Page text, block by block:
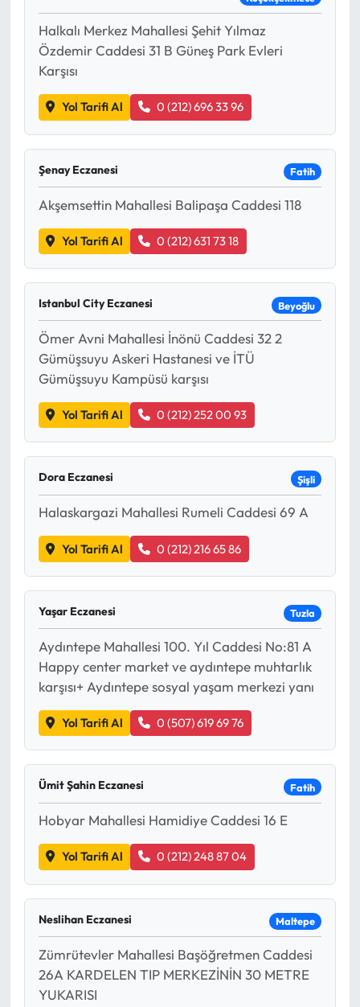
Halkalı Merkez Mahallesi Şehit Yılmaz
Özdemir Caddesi 31 B Güneş Park Evleri
Karşısı
Yol Tarifi Al 0 (212) 696 33 96
Şenay Eczanesi Fatih
Akşemsettin Mahallesi Balipaşa Caddesi 118
Yol Tarifi Al 0 (212) 631 73 18
Istanbul City Eczanesi Beyoğlu
Ömer Avni Mahallesi İnönü Caddesi 32 2
Gümüşsuyu Askeri Hastanesi ve İTÜ
Gümüşsuyu Kampüsü karşısı
Yol Tarifi Al 0 (212) 252 00 93
Dora Eczanesi Şişli
Halaskargazi Mahallesi Rumeli Caddesi 69 A
Yol Tarifi Al 0 (212) 216 65 86
Yaşar Eczanesi Tuzla
Aydıntepe Mahallesi 100. Yıl Caddesi No:81 A
Happy center market ve aydıntepe muhtarlık
karşısı+ Aydıntepe sosyal yaşam merkezi yanı
Yol Tarifi Al 0 (507) 619 69 76
Ümit Şahin Eczanesi Fatih
Hobyar Mahallesi Hamidiye Caddesi 16 E
Yol Tarifi Al 0 (212) 248 87 04
Neslihan Eczanesi Maltepe
Zümrütevler Mahallesi Başöğretmen Caddesi
26A KARDELEN TIP MERKEZİNİN 30 METRE
YUKARISI